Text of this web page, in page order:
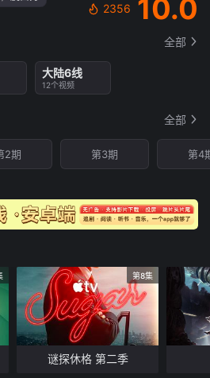
2356 10.0
全部
大陆6线
12个视频
全部
2期 第3期 第4
第8集
谜探休格 第二季